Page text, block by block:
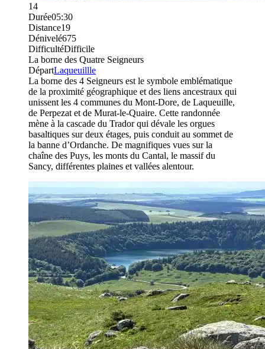
14
Durée05:30
Distance19
Dénivelé675
DifficultéDifficile
La borne des Quatre Seigneurs
DépartLaqueuillle
La borne des 4 Seigneurs est le symbole emblématique
de la proximité géographique et des liens ancestraux qui
unissent les 4 communes du Mont-Dore, de Laqueuille,
de Perpezat et de Murat-le-Quaire. Cette randonnée
mène à la cascade du Trador qui dévale les orgues
basaltiques sur deux étages, puis conduit au sommet de
la banne d’Ordanche. De magnifiques vues sur la
chaîne des Puys, les monts du Cantal, le massif du
Sancy, différentes plaines et vallées alentour.